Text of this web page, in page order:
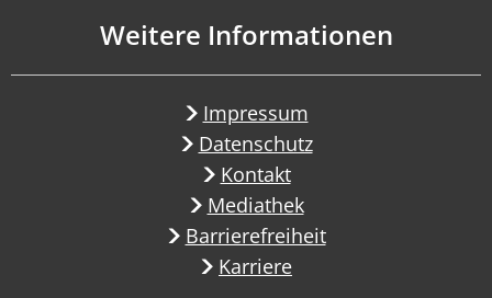
Weitere Informationen
Impressum
Datenschutz
Kontakt
Mediathek
Barrierefreiheit
Karriere